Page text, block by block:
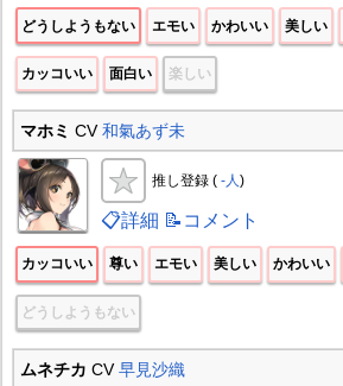
どうしようもない エモい かわいい 美しい
カッコいい 面白い 楽しい
マホミ CV和氣あず未
推し登録 ( -人)
📋詳細 📝コメント
カッコいい 尊い エモい 美しい かわいい
どうしようもない
ムネチカ CV早見沙織